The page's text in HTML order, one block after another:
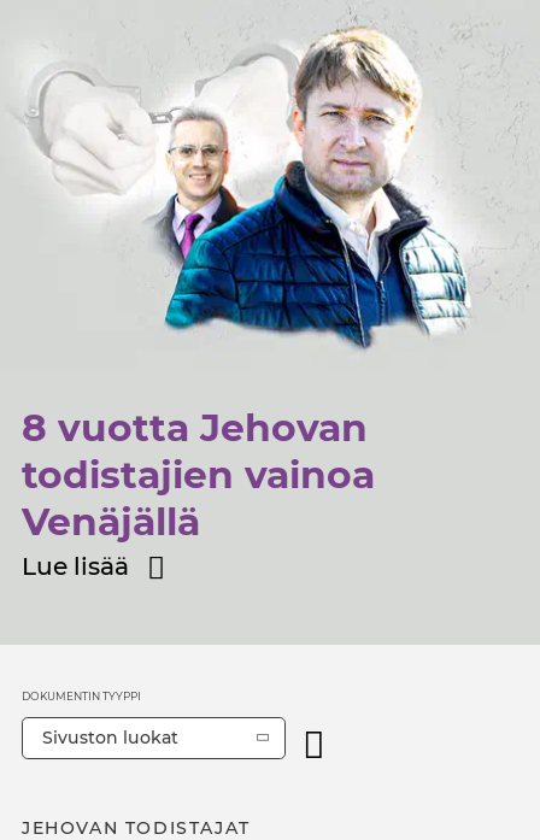
8 vuotta Jehovan
todistajien vainoa
Venäjällä
Lue lisää
JEHOVAN TODISTAJAT
DOKUMENTIN TYYPPI
Sivuston luokat